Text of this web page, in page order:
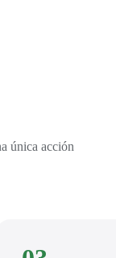
única acción